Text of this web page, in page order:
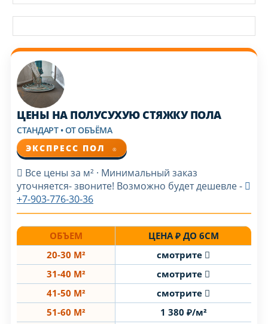
ЦЕНЫ НА ПОЛУСУХУЮ СТЯЖКУ ПОЛА
СТАНДАРТ • ОТ ОБЪЁМА
ЭКСПРЕСС ПОЛ
®
Все цены за м² · Минимальный заказ
уточняется- звоните! Возможно будет дешевле -
+7-903-776-30-36
ОБЪЕМ
ЦЕНА ₽ ДО 6СМ
20-30 М²
смотрите
31-40 М²
смотрите
41-50 М²
смотрите
51-60 М²
1 380 ₽/м²